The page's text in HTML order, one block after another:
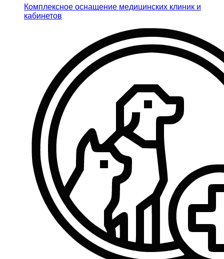
Комплексное оснащение медицинских клиник и
кабинетов